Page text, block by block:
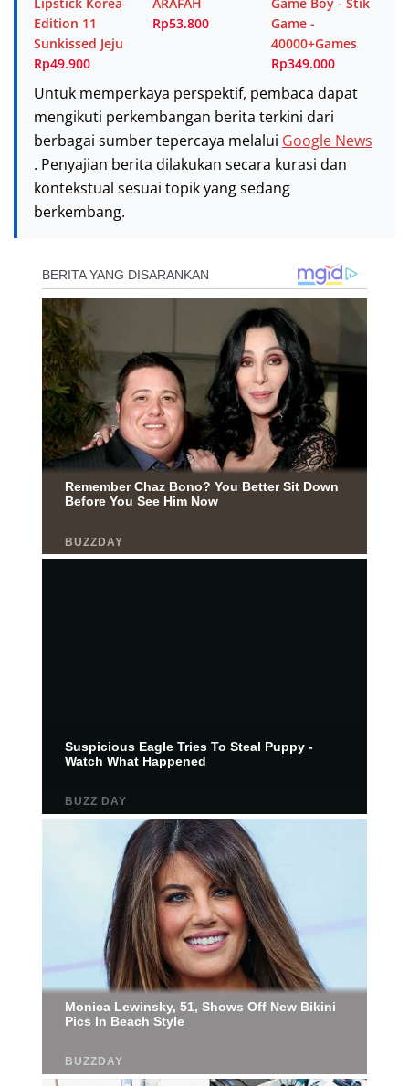
Edition 11
Sunkissed Jeju
Rp49.900
Rp53.800
Game -
40000+Games
Rp349.000
Untuk memperkaya perspektif, pembaca dapat
mengikuti perkembangan berita terkini dari
berbagai sumber tepercaya melalui Google News
. Penyajian berita dilakukan secara kurasi dan
kontekstual sesuai topik yang sedang
berkembang.